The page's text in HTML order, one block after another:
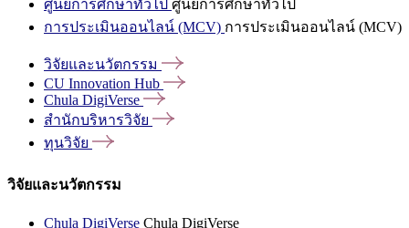
ศูนย์การศึกษาทั่วไป ศูนย์การศึกษาทั่วไป
การประเมินออนไลน์ (MCV) การประเมินออนไลน์ (MCV)
วิจัยและนวัตกรรม
CU Innovation Hub
Chula DigiVerse
สำนักบริหารวิจัย
ทุนวิจัย
วิจัยและนวัตกรรม
Chula DigiVerse Chula DigiVerse